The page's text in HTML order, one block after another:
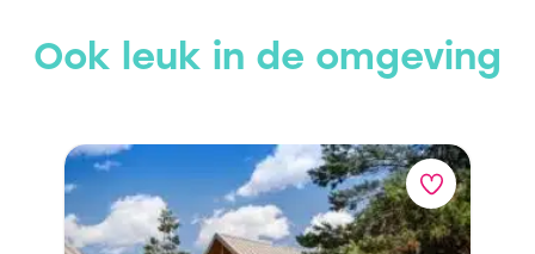
Ook leuk in de omgeving